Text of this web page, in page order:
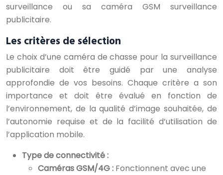
surveillance ou sa caméra GSM surveillance
publicitaire.
Les critères de sélection
Le choix d’une caméra de chasse pour la surveillance
publicitaire doit être guidé par une analyse
approfondie de vos besoins. Chaque critère a son
importance et doit être évalué en fonction de
l’environnement, de la qualité d’image souhaitée, de
l’autonomie requise et de la facilité d’utilisation de
l’application mobile.
Type de connectivité :
Caméras GSM/4G : Fonctionnent avec une